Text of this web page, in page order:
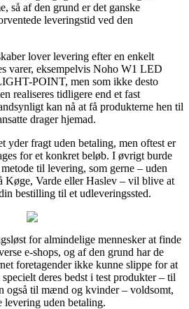
så af den grund er det ganske
leveringstid ved den
lover levering efter en enkelt
varer, eksempelvis Noho W1 LED
POINT, men som ikke desto
realiseres tidligere end et fast
kan nå at få produkterne hen til
drager hjemad.
yder fragt uden betaling, men oftest er
for et konkret beløb. I øvrigt burde
til levering, som gerne – uden
Køge, Varde eller Haslev – vil blive at
bestilling til et udleveringssted.
for almindelige mennesker at finde
e-shops, og af den grund har de
foretagender ikke kunne slippe for at
deres bedst i test produkter – til
også til mænd og kvinder – voldsomt,
levering uden betaling.